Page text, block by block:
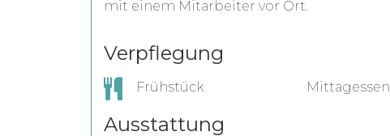
mit einem Mitarbeiter vor Ort.
Verpflegung
Frühstück Mittagessen
Ausstattung